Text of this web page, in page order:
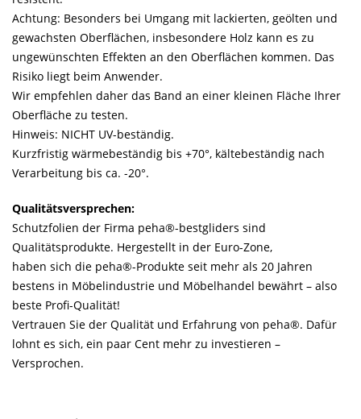
Achtung: Besonders bei Umgang mit lackierten, geölten und
gewachsten Oberflächen, insbesondere Holz kann es zu
ungewünschten Effekten an den Oberflächen kommen. Das
Risiko liegt beim Anwender.
Wir empfehlen daher das Band an einer kleinen Fläche Ihrer
Oberfläche zu testen.
Hinweis: NICHT UV-beständig.
Kurzfristig wärmebeständig bis +70°, kältebeständig nach
Verarbeitung bis ca. -20°.
Qualitätsversprechen:
Schutzfolien der Firma peha®-bestgliders sind
Qualitätsprodukte. Hergestellt in der Euro-Zone,
haben sich die peha®-Produkte seit mehr als 20 Jahren
bestens in Möbelindustrie und Möbelhandel bewährt – also
beste Profi-Qualität!
Vertrauen Sie der Qualität und Erfahrung von peha®. Dafür
lohnt es sich, ein paar Cent mehr zu investieren –
Versprochen.